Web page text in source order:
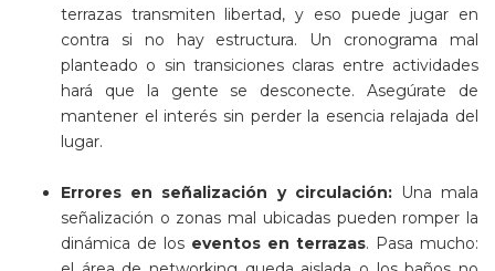
terrazas transmiten libertad, y eso puede jugar en
contra si no hay estructura. Un cronograma mal
planteado o sin transiciones claras entre actividades
hará que la gente se desconecte. Asegúrate de
mantener el interés sin perder la esencia relajada del
lugar.
Errores en señalización y circulación:Una mala
señalización o zonas mal ubicadas pueden romper la
dinámica de los eventos en terrazas. Pasa mucho: